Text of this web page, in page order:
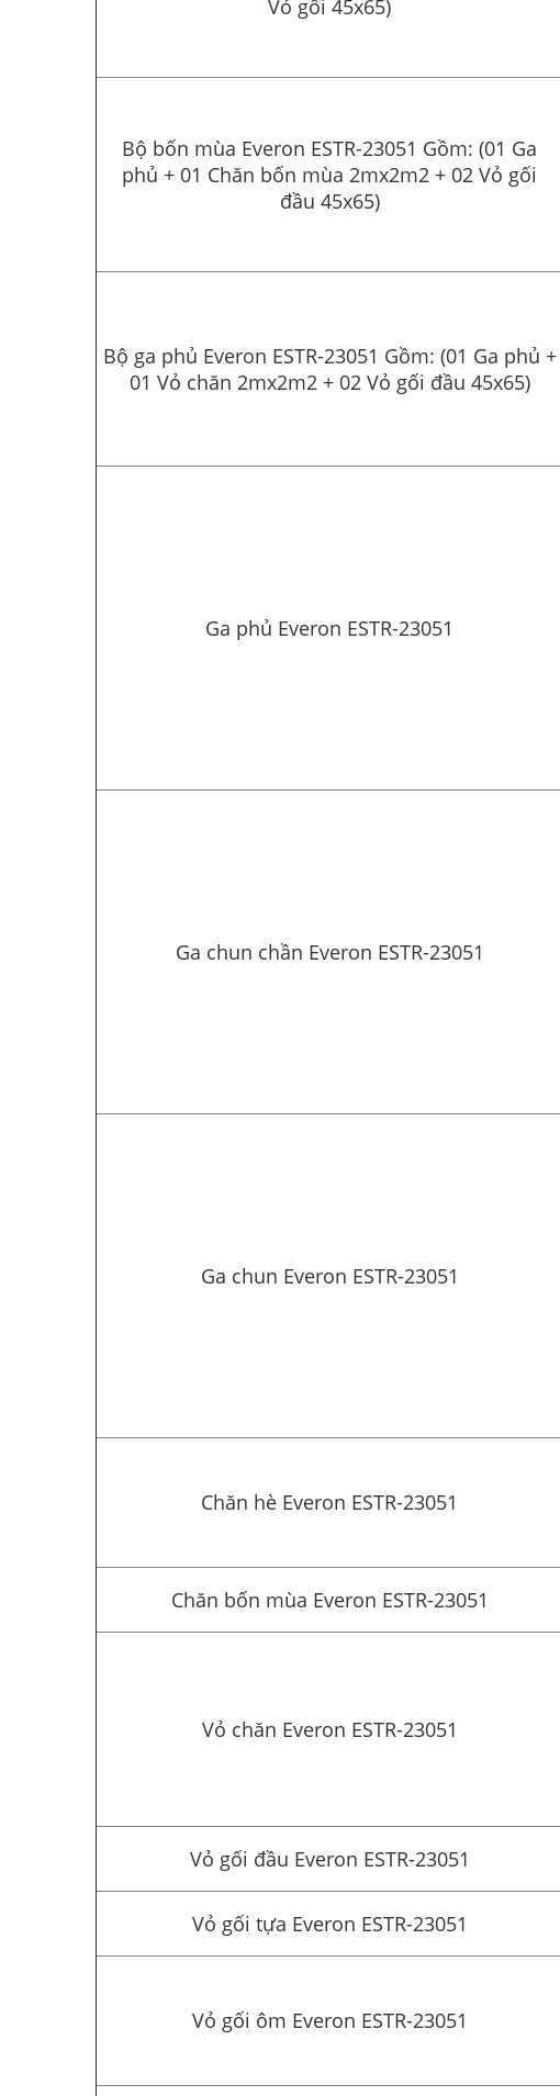
Vỏ gối 45x65)
Bộ bốn mùa Everon ESTR-23051 Gồm: (01 Ga
phủ + 01 Chăn bốn mùa 2mx2m2 + 02 Vỏ gối
đầu 45x65)
Bộ ga phủ Everon ESTR-23051 Gồm: (01 Ga phủ +
01 Vỏ chăn 2mx2m2 + 02 Vỏ gối đầu 45x65)
Ga phủ Everon ESTR-23051
Ga chun chần Everon ESTR-23051
Ga chun Everon ESTR-23051
Chăn hè Everon ESTR-23051
Chăn bốn mùa Everon ESTR-23051
Vỏ chăn Everon ESTR-23051
Vỏ gối đầu Everon ESTR-23051
Vỏ gối tựa Everon ESTR-23051
Vỏ gối ôm Everon ESTR-23051